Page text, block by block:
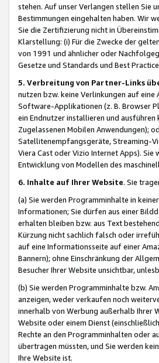
stehen. Auf unser Verlangen stellen Sie
Bestimmungen eingehalten haben. Wir
Sie die Zertifizierung nicht in
Klarstellung: (i) Für die Zwecke der
von 1991 und ähnlicher oder
Gesetze und Standards und Best
5. Verbreitung von Partner-Links
nutzen bzw. keine Verlinkungen auf
Software-Applikationen (z. B. Browser
ein Endnutzer installieren und
Zugelassenen Mobilen Anwendungen);
Satellitenempfangsgeräte, Streaming-
Viera Cast oder Vizio Internet Apps).
Entwicklung von Modellen des
6. Inhalte auf Ihrer Website. Sie
(a) Sie werden Programminhalte in
Informationen; Sie dürfen aus einer
erhalten bleiben bzw. aus Text
Kürzung nicht sachlich falsch oder
auf eine Informationsseite auf einer
Bannern); ohne Einschränkung der
Besucher Ihrer Website unsichtbar,
(b) Sie werden Programminhalte bzw.
anzeigen, weder verkaufen noch
innerhalb von Werbung außerhalb Ihrer
Website oder einem Dienst
Rechte an den Programminhalten oder
übertragen müssten, und Sie werden
Ihre Website ist.